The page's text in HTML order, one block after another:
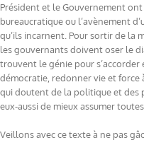
Président et le Gouvernement
bureaucratique ou l’avènement
qu’ils incarnent. Pour sortir de la
les gouvernants doivent oser le
trouvent le génie pour
démocratie, redonner vie et force
qui doutent de la politique et des
eux-aussi de mieux assumer
Veillons avec ce texte à ne pas